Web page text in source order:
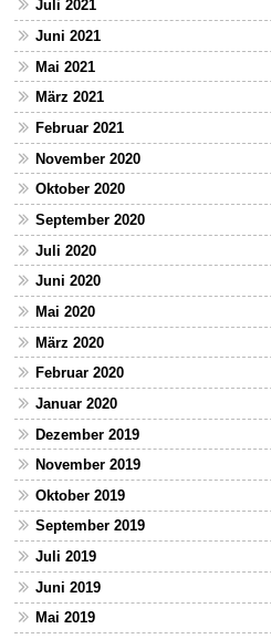
Juli 2021
Juni 2021
Mai 2021
März 2021
Februar 2021
November 2020
Oktober 2020
September 2020
Juli 2020
Juni 2020
Mai 2020
März 2020
Februar 2020
Januar 2020
Dezember 2019
November 2019
Oktober 2019
September 2019
Juli 2019
Juni 2019
Mai 2019